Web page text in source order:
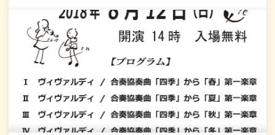
日(木) 10：00～15：00 EGG特設会場 主催：釧路国際交
流の会◎ 秋のさんぽ道 2018 リコーダーで奏でる クラシ
ック&青春ポップス 9月29日(土) 14：00～ EGG特設ステ
ージ (観覧無料) 主催：ほっとたいむ◎ EGGミニコンサー
ト 「木漏れ陽の中のコンサート ～メゾソプラノの響き
～」 9月30日(日) 14：00～ EGG特設会場 (観覧無
【毎月6の付く日は、MOO感謝デー スキップカード6倍ポイント
セール】≪ MOO開館時刻 変更のご案内 ≫・9月8日(土)「釧路大
漁どんぱく」開催時は、 営業時間を20：00まで延長いたしま
いろ』」 7月20日(金)～8月29日(水) 9：00～19：00 (観覧
無料) 1階 大型水槽横 特設会場 主催：釧路市埋蔵文化財
調査センター◎ 第18回平和絵画コンクール作品展 8月10日
(金)～8月16日(木) 9：00～19：00 2階 観光交流コーナー・
3階 ふらっと (観覧無料) 主催：釧路市平和都市推進委員会
◎ 国際交流サロン (International Exchange Salon) 8月19
日(日) 10：00～14：00 EGG特設会場 主催：釧路国際交
流の会◎ 第42回スミセイこども絵画コンクール 釧路地区展
覧会 8月25日(土) 12：00～15：00 (表彰式＝13：00～
13：30) 2階 観光交流コーナー (観覧無料) 主催：住友生